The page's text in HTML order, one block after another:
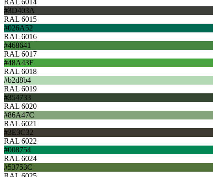
#3D403A
RAL 6015
#026A52
RAL 6016
#468641
RAL 6017
#48A43F
RAL 6018
#b2d8b4
RAL 6019
#354733
RAL 6020
#86A47C
RAL 6021
#3E3C32
RAL 6022
#008754
RAL 6024
#53753C